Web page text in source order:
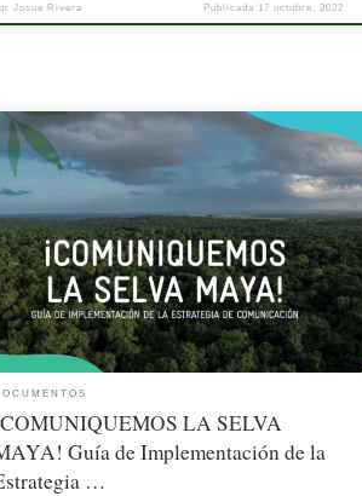
Josue Rivera Publicada 17 octubre, 2022
de Comunicación de la Selva Maya (ECSM) es un
que contribuye y acompaña a las instituciones belizeñas,
y mexicanas para alcanzar sus objetivos de política
en la región.
LA SELVA
Guía de Implementación de la
…